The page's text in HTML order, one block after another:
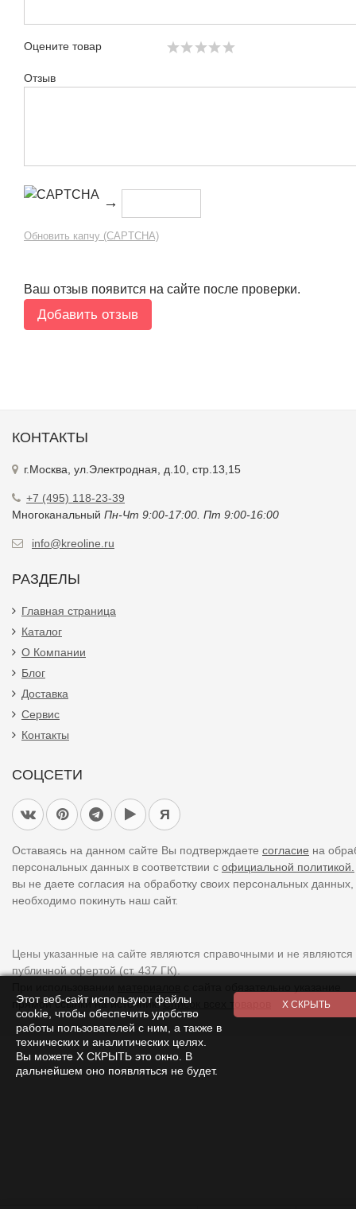
Оцените товар
Отзыв
→
Обновить капчу (CAPTCHA)
Ваш отзыв появится на сайте после проверки.
КОНТАКТЫ
г.Москва, ул.Электродная, д.10, стр.13,15
+7 (495) 118-23-39
Многоканальный Пн-Чт 9:00-17:00. Пт 9:00-16:00
info@kreoline.ru
РАЗДЕЛЫ
Главная страница
Каталог
О Компании
Блог
Доставка
Сервис
Контакты
СОЦСЕТИ
Я
Оставаясь на данном сайте Вы подтверждаете согласие на
персональных данных в соответствии с официальной политикой.
вы не даете согласия на обработку своих персональных
необходимо покинуть наш сайт.
Цены указанные на сайте являются справочными и не являются
публичной офертой (ст. 437 ГК).
прямой ссылки на источник.Список всех товаров
Этот веб-сайт используют файлы
cookie, чтобы обеспечить удобство
работы пользователей с ним, а также в
технических и аналитических целях.
Вы можете Х СКРЫТЬ это окно. В
дальнейшем оно появляться не будет.